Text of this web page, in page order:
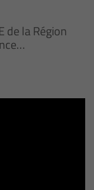
de la Région